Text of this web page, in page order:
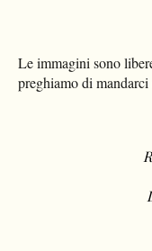
Le immagini sono
preghiamo di mandarci